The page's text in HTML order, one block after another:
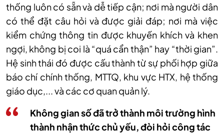
thống luôn có sẵn và dễ tiếp cận; nơi mà người dân
có thể đặt câu hỏi và được giải đáp; nơi mà việc
kiểm chứng thông tin được khuyến khích và khen
ngợi, không bị coi là “quá cẩn thận” hay “thời gian”.
Hệ sinh thái đó được cấu thành từ sự phối hợp giữa
báo chí chính thống, MTTQ, khu vực HTX, hệ thống
giáo dục,... và các cơ quan quản lý.
Không gian số đã trở thành môi trường hình
thành nhận thức chủ yếu, đòi hỏi công tác